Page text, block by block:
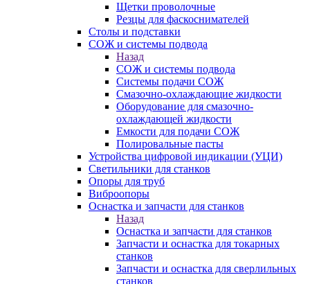
Щетки проволочные
Резцы для фаскоснимателей
Столы и подставки
СОЖ и системы подвода
Назад
СОЖ и системы подвода
Системы подачи СОЖ
Смазочно-охлаждающие жидкости
Оборудование для смазочно-
охлаждающей жидкости
Емкости для подачи СОЖ
Полировальные пасты
Устройства цифровой индикации (УЦИ)
Светильники для станков
Опоры для труб
Виброопоры
Оснастка и запчасти для станков
Назад
Оснастка и запчасти для станков
Запчасти и оснастка для токарных
станков
Запчасти и оснастка для сверлильных
станков